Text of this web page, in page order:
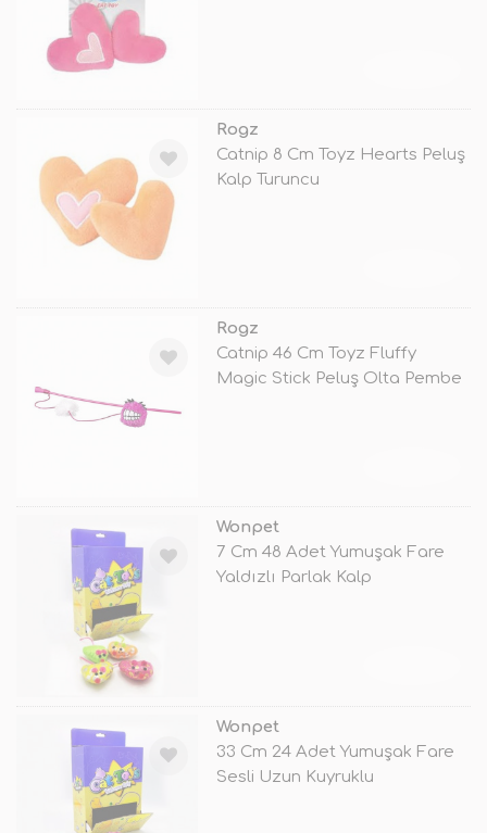
Rogz
Catnip 8 Cm Toyz Hearts Peluş
Kalp Turuncu
Rogz
Catnip 46 Cm Toyz Fluffy
Magic Stick Peluş Olta Pembe
Wonpet
7 Cm 48 Adet Yumuşak Fare
Yaldızlı Parlak Kalp
Wonpet
33 Cm 24 Adet Yumuşak Fare
Sesli Uzun Kuyruklu